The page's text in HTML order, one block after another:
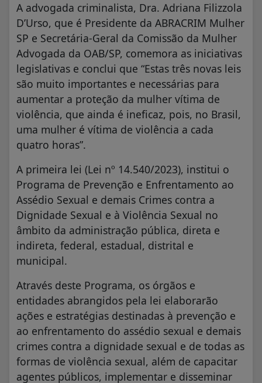
A advogada criminalista, Dra. Adriana Filizzola
D’Urso, que é Presidente da ABRACRIM Mulher
SP e Secretária-Geral da Comissão da Mulher
Advogada da OAB/SP, comemora as iniciativas
legislativas e conclui que “Estas três novas leis
são muito importantes e necessárias para
aumentar a proteção da mulher vítima de
violência, que ainda é ineficaz, pois, no Brasil,
uma mulher é vítima de violência a cada
quatro horas”.
A primeira lei (Lei nº 14.540/2023), institui o
Programa de Prevenção e Enfrentamento ao
Assédio Sexual e demais Crimes contra a
Dignidade Sexual e à Violência Sexual no
âmbito da administração pública, direta e
indireta, federal, estadual, distrital e
municipal.
Através deste Programa, os órgãos e
entidades abrangidos pela lei elaborarão
ações e estratégias destinadas à prevenção e
ao enfrentamento do assédio sexual e demais
crimes contra a dignidade sexual e de todas as
formas de violência sexual, além de capacitar
agentes públicos, implementar e disseminar